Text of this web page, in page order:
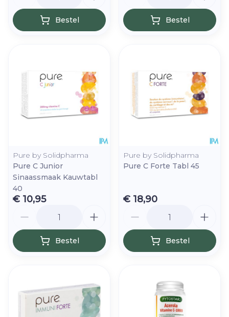
Bestel Bestel
Pure by Solidpharma
Pure C Junior
Sinaassmaak Kauwtabl
40
€ 10,95
Bestel
Pure by Solidpharma
Pure C Forte Tabl 45
€ 18,90
Bestel